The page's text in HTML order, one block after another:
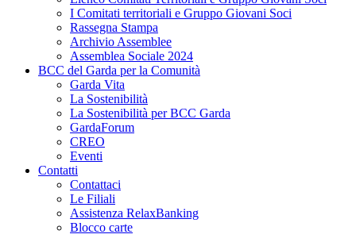
I Comitati territoriali e Gruppo Giovani Soci
Rassegna Stampa
Archivio Assemblee
Assemblea Sociale 2024
BCC del Garda per la Comunità
Garda Vita
La Sostenibilità
La Sostenibilità per BCC Garda
GardaForum
CREO
Eventi
Contatti
Contattaci
Le Filiali
Assistenza RelaxBanking
Blocco carte